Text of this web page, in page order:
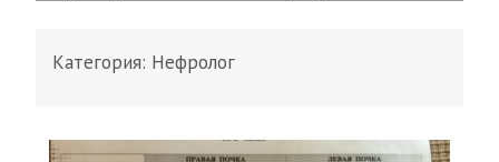
Категория: Нефролог